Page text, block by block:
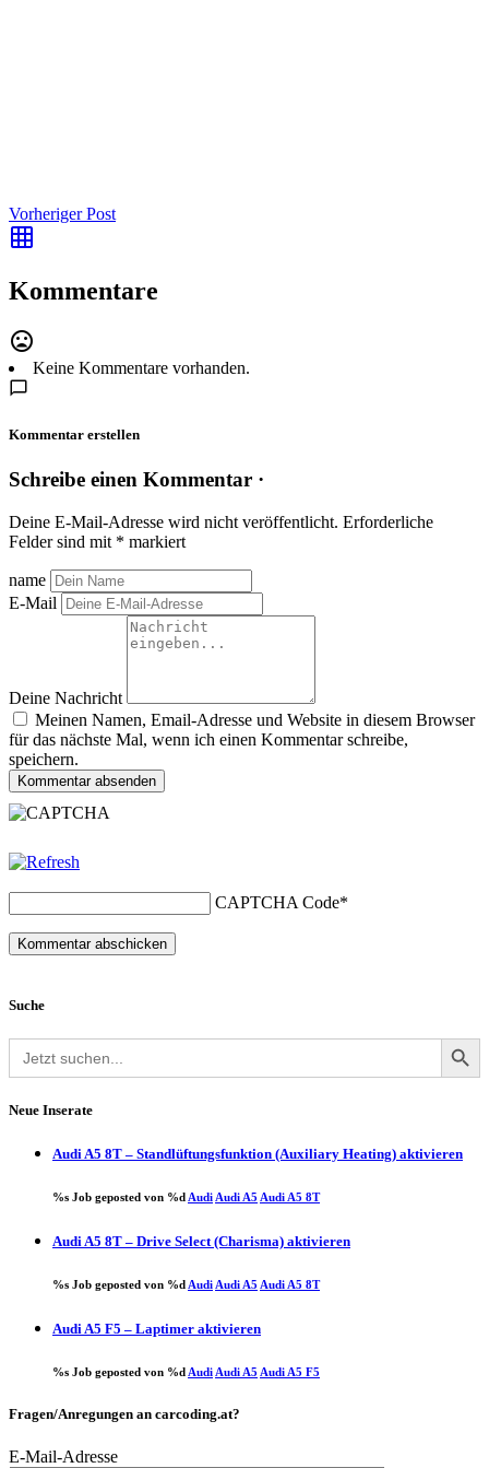
Vorheriger Post
Kommentare
Keine Kommentare vorhanden.
Kommentar erstellen
Schreibe einen Kommentar ·
Deine E-Mail-Adresse wird nicht veröffentlicht. Erforderliche
Felder sind mit * markiert
name
E-Mail
Deine Nachricht
Meinen Namen, Email-Adresse und Website in diesem Browser
für das nächste Mal, wenn ich einen Kommentar schreibe,
speichern.
Kommentar absenden
CAPTCHA Code*
Suche
Search
for:
Search Button
Neue Inserate
Audi A5 8T – Standlüftungsfunktion (Auxiliary Heating) aktivieren
%s Job geposted von %d Audi Audi A5 Audi A5 8T
Audi A5 8T – Drive Select (Charisma) aktivieren
%s Job geposted von %d Audi Audi A5 Audi A5 8T
Audi A5 F5 – Laptimer aktivieren
%s Job geposted von %d Audi Audi A5 Audi A5 F5
Fragen/Anregungen an carcoding.at?
E-Mail-Adresse